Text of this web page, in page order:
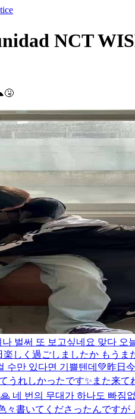
NCT
벌써 또 보고싶네요 맞다
楽しく過ごしましたか もう
수만 있다면 기쁠텐데💚昨日
うれしかったです✨また来て
네 번의 무대가 하나도 빠짐
々書いてくださったんですが